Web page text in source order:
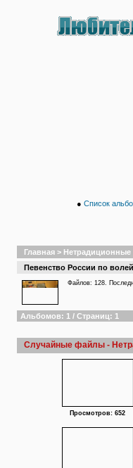
● Список
Главная >
Певенство России по
Файлов: 128.
Альбомов: 1 / Страниц: 1
Случайные файлы -
Просмотров: 652